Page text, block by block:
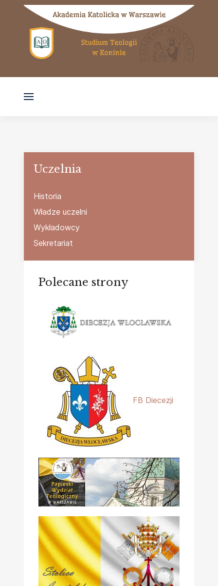
Uczelnia
Historia
Władze uczelni
Wykładowcy
Sekretariat
Polecane strony
FB Diecezji